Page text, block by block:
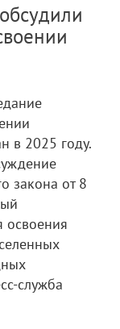
в 2025 году.
закона от 8
освоения
служба